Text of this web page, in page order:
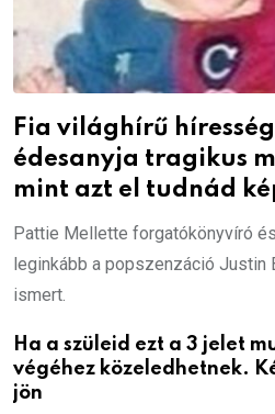
Fia világhírű
édesanyja tragikus
mint azt el tudnád
Pattie Mellette forgatókönyvíró
leginkább a popszenzáció Justin
ismert.
Ha a szüleid ezt a 3 jelet
végéhez közeledhetnek.
jön